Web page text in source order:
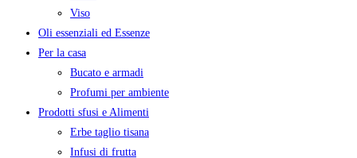
Viso
Oli essenziali ed Essenze
Per la casa
Bucato e armadi
Profumi per ambiente
Prodotti sfusi e Alimenti
Erbe taglio tisana
Infusi di frutta